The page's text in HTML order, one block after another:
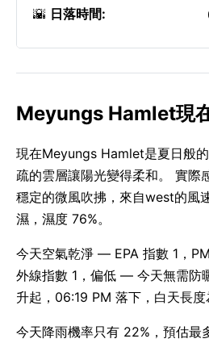
🌇 日落時間:
Meyungs Hamlet現
現在Meyungs Hamlet是夏日般
疏的雲層讓陽光變得柔和。 實際
穩定的微風吹拂，來自west的風
濕，濕度 76%。
今天空氣乾淨 — EPA 指數 1，
外線指數 1，偏低 — 今天無需防
升起，06:19 PM 落下，白天長度
今天降雨機率只有 22%，預估最